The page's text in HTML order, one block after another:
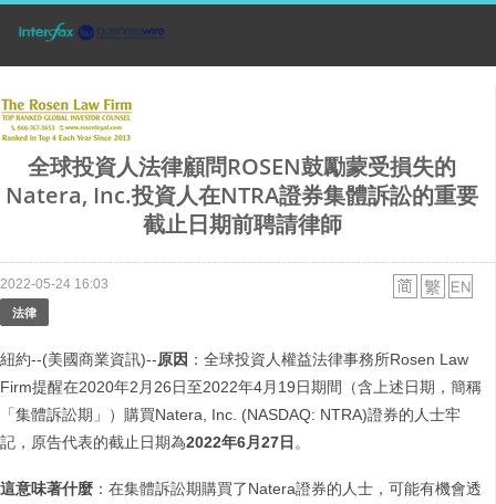
全球投資人法律顧問ROSEN鼓勵蒙受損失的
Natera, Inc.投資人在NTRA證券集體訴訟的重要
截止日期前聘請律師
2022-05-24 16:03
法律
紐約--(美國商業資訊)--原因 ：全球投資人權益法律事務所Rosen Law
Firm提醒在2020年2月26日至2022年4月19日期間（含上述日期，簡稱
「集體訴訟期」）購買Natera, Inc. (NASDAQ: NTRA)證券的人士牢
記，原告代表的截止日期為2022年6月 27日 。
這意味著什麼 ：在集體訴訟期購買了Natera證券的人士，可能有機會透